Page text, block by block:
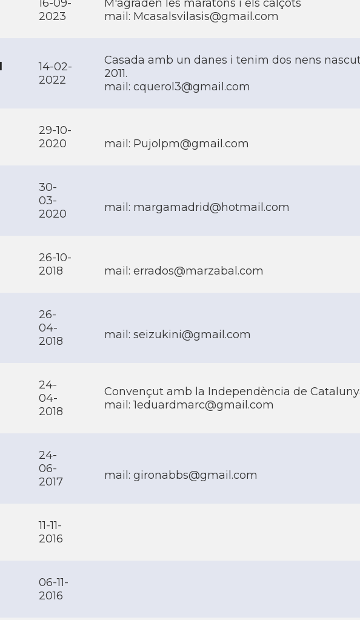
16-09-
2023
M'agraden les maratons i els calçots
mail: Mcasalsvilasis@gmail.com
14-02-
2022
Casada amb un danes i tenim dos nens
2011.
mail: cquerol3@gmail.com
29-10-
2020
mail: Pujolpm@gmail.com
30-
03-
2020
mail: margamadrid@hotmail.com
26-10-
2018
mail: errados@marzabal.com
26-
04-
2018
mail: seizukini@gmail.com
24-
04-
2018
Convençut amb la Independència de
mail: 1eduardmarc@gmail.com
24-
06-
2017
mail: gironabbs@gmail.com
11-11-
2016
06-11-
2016